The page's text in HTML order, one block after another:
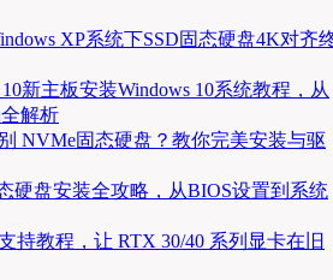
XP系统下SSD固态硬盘4K对齐
新主板安装Windows 10系统教程，从
解析
NVMe固态硬盘？教你完美安装与驱
硬盘安装全攻略，从BIOS设置到系统
持教程，让 RTX 30/40 系列显卡在旧